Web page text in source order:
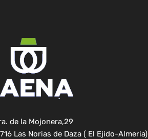
de la Mojonera,29
Las Norias de Daza ( El Ejido-Almeria)